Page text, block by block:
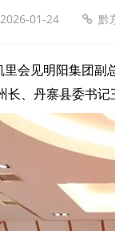
2026-01-24 黔
见明阳集团副
长、丹寨县委书记